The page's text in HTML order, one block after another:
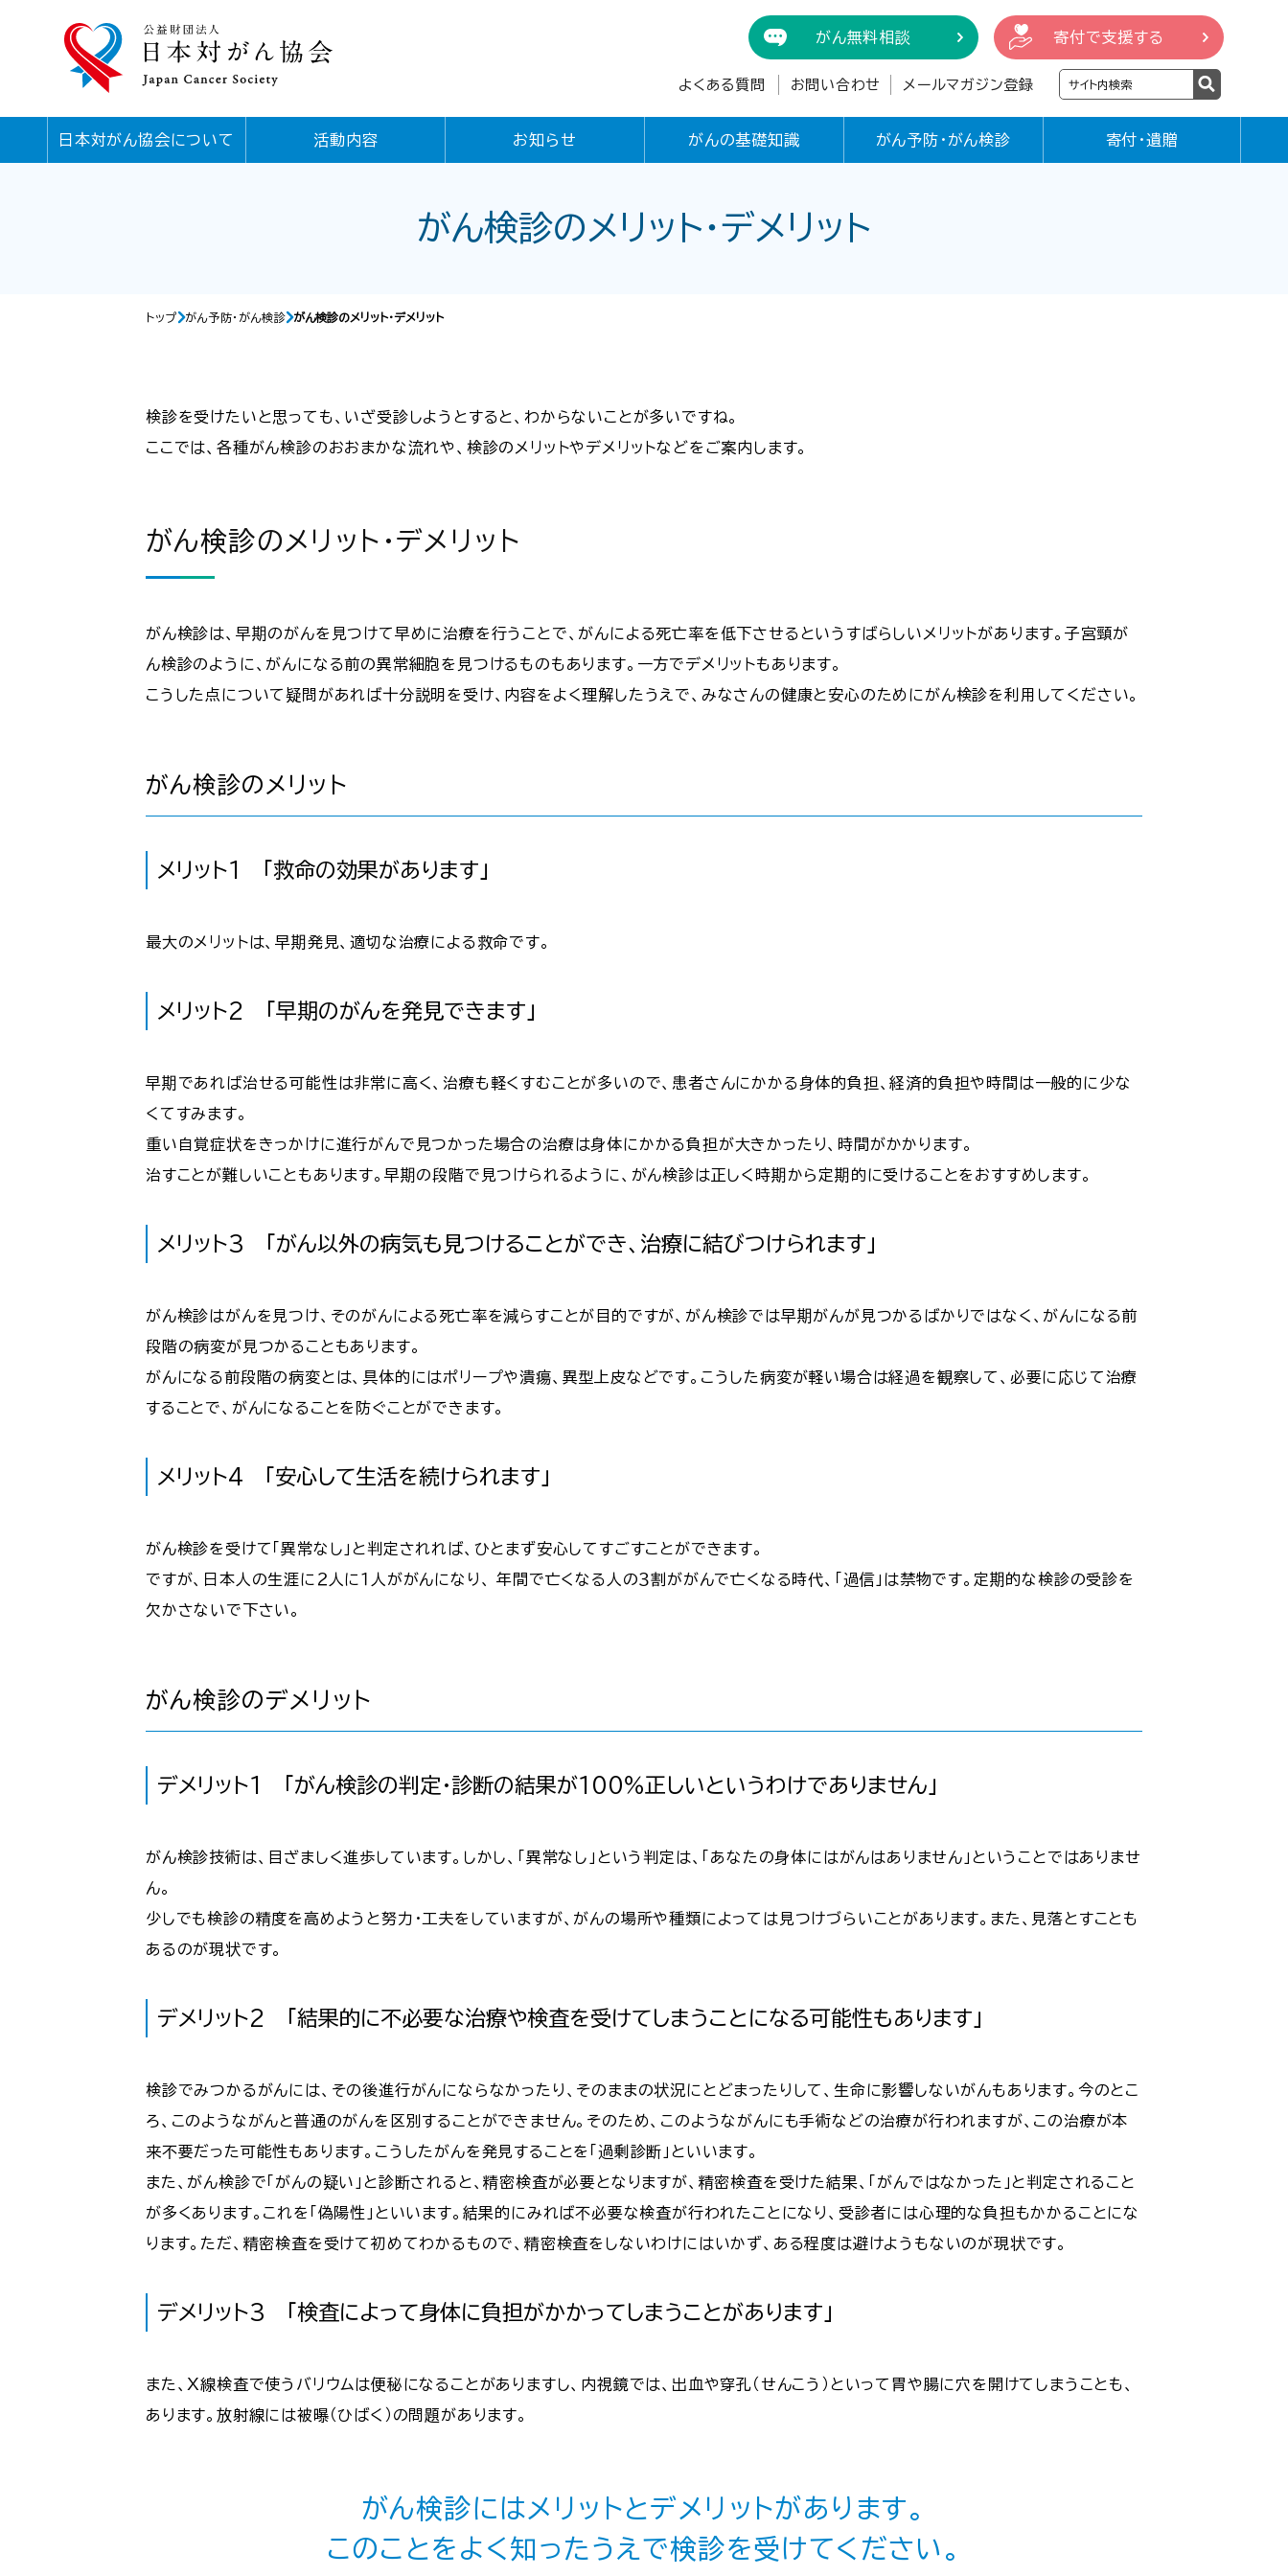
がん無料相談 寄付で支援する
よくある質問 お問い合わせ メールマガジン登録
日本対がん協会について 活動内容 お知らせ がんの基礎知識 がん予防・がん検診 寄付・遺贈
がん検診のメリット・デメリット
トップ がん予防・がん検診 がん検診のメリット・デメリット
検診を受けたいと思っても、いざ受診しようとすると、わからないことが多いですね。
ここでは、各種がん検診のおおまかな流れや、検診のメリットやデメリットなどをご案内します。
がん検診のメリット・デメリット
がん検診は、早期のがんを見つけて早めに治療を行うことで、がんによる死亡率を低下させるというすばらしいメリットがあります。子宮頸が
ん検診のように、がんになる前の異常細胞を見つけるものもあります。一方でデメリットもあります。
こうした点について疑問があれば十分説明を受け、内容をよく理解したうえで、みなさんの健康と安心のためにがん検診を利用してください。
がん検診のメリット
メリット1 「救命の効果があります」
最大のメリットは、早期発見、適切な治療による救命です。
メリット2 「早期のがんを発見できます」
早期であれば治せる可能性は非常に高く、治療も軽くすむことが多いので、患者さんにかかる身体的負担、経済的負担や時間は一般的に少な
くてすみます。
重い自覚症状をきっかけに進行がんで見つかった場合の治療は身体にかかる負担が大きかったり、時間がかかります。
治すことが難しいこともあります。早期の段階で見つけられるように、がん検診は正しく時期から定期的に受けることをおすすめします。
メリット3 「がん以外の病気も見つけることができ、治療に結びつけられます」
がん検診はがんを見つけ、そのがんによる死亡率を減らすことが目的ですが、がん検診では早期がんが見つかるばかりではなく、がんになる前
段階の病変が見つかることもあります。
がんになる前段階の病変とは、具体的にはポリープや潰瘍、異型上皮などです。こうした病変が軽い場合は経過を観察して、必要に応じて治療
することで、がんになることを防ぐことができます。
メリット4 「安心して生活を続けられます」
がん検診を受けて「異常なし」と判定されれば、ひとまず安心してすごすことができます。
ですが、日本人の生涯に２人に１人ががんになり、 年間で亡くなる人の３割ががんで亡くなる時代、「過信」は禁物です。定期的な検診の受診を
欠かさないで下さい。
がん検診のデメリット
デメリット1 「がん検診の判定・診断の結果が100％正しいというわけでありません」
がん検診技術は、目ざましく進歩しています。しかし、「異常なし」という判定は、「あなたの身体にはがんはありません」ということではありませ
ん。
少しでも検診の精度を高めようと努力・工夫をしていますが、がんの場所や種類によっては見つけづらいことがあります。また、見落とすことも
あるのが現状です。
デメリット2 「結果的に不必要な治療や検査を受けてしまうことになる可能性もあります」
検診でみつかるがんには、その後進行がんにならなかったり、そのままの状況にとどまったりして、生命に影響しないがんもあります。今のとこ
ろ、このようながんと普通のがんを区別することができません。そのため、このようながんにも手術などの治療が行われますが、この治療が本
来不要だった可能性もあります。こうしたがんを発見することを「過剰診断」といいます。
また、がん検診で「がんの疑い」と診断されると、精密検査が必要となりますが、精密検査を受けた結果、「がんではなかった」と判定されること
が多くあります。これを「偽陽性」といいます。結果的にみれば不必要な検査が行われたことになり、受診者には心理的な負担もかかることにな
ります。ただ、精密検査を受けて初めてわかるもので、精密検査をしないわけにはいかず、ある程度は避けようもないのが現状です。
デメリット3 「検査によって身体に負担がかかってしまうことがあります」
また、Ｘ線検査で使うバリウムは便秘になることがありますし、内視鏡では、出血や穿孔（せんこう）といって胃や腸に穴を開けてしまうことも、
あります。放射線には被曝（ひばく）の問題があります。
がん検診にはメリットとデメリットがあります。
このことをよく知ったうえで検診を受けてください。